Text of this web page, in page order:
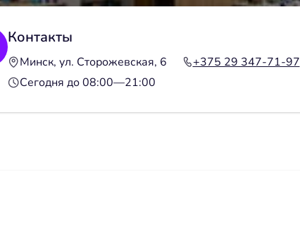
Контакты
Минск, ул. Сторожевская, 6
+375 29 347-71-97
Сегодня до 08:00—21:00